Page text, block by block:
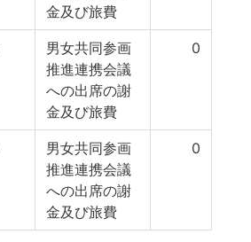
金及び旅費
男女共同参画
推進連携会議
への出席の謝
金及び旅費
0
男女共同参画
推進連携会議
への出席の謝
金及び旅費
0